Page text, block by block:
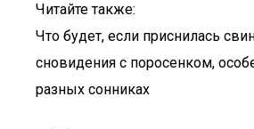
Читайте также:
Что будет, если приснилась
сновидения с поросенком,
разных сонниках